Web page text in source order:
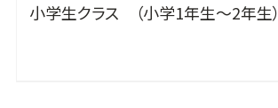
小学生クラス （小学1年生～2年生）